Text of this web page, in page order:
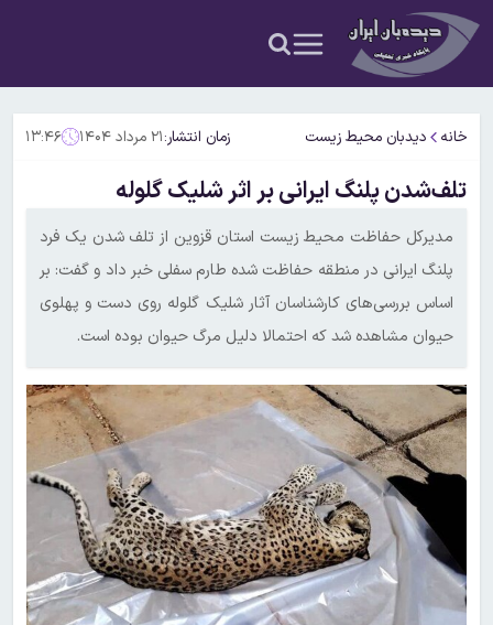
خانه دیدبان محیط زیست زمان انتشار:۲۱ مرداد ۱۴۰۴ ۱۳:۴۶
تلف‌شدن پلنگ ایرانی بر اثر شلیک گلوله
مدیرکل حفاظت محیط زیست استان قزوین از تلف شدن یک فرد
پلنگ ایرانی در منطقه حفاظت شده طارم سفلی خبر داد و گفت: بر
اساس بررسی‌های کارشناسان آثار شلیک گلوله روی دست و پهلوی
حیوان مشاهده شد که احتمالا دلیل مرگ حیوان بوده است.